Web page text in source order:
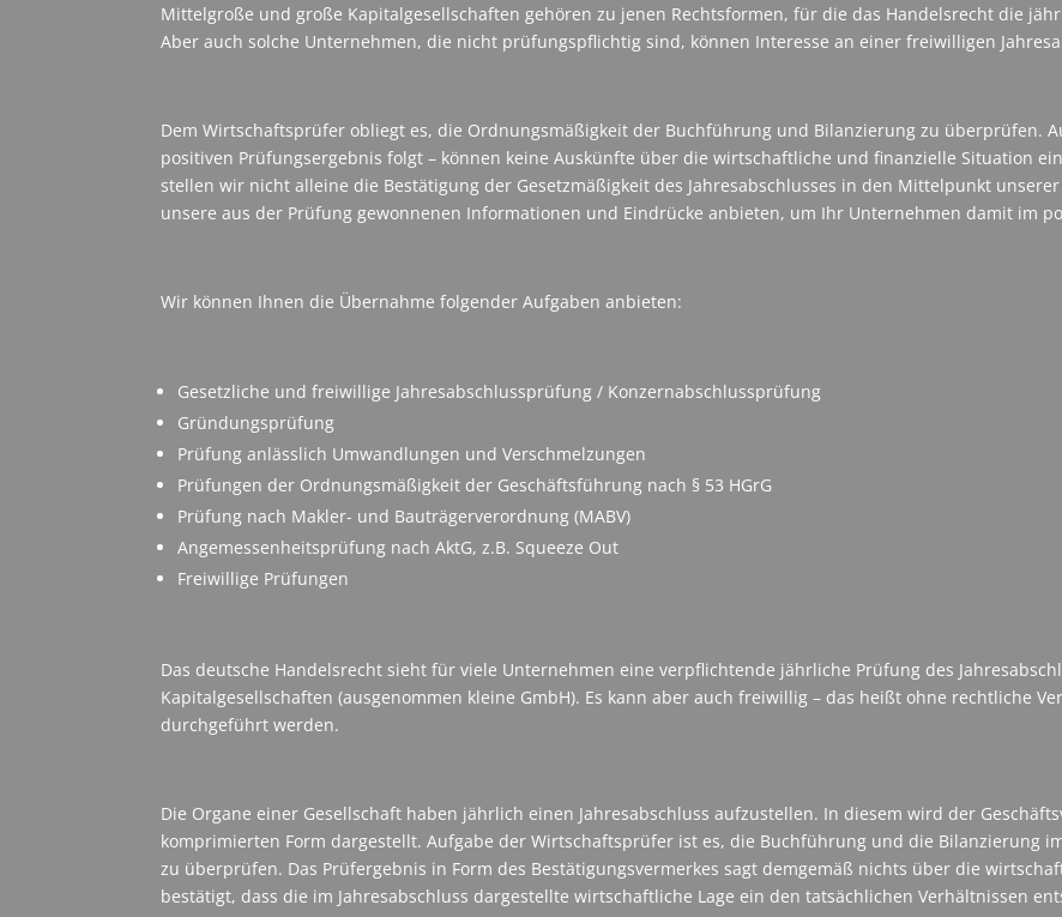
Mittelgroße und große Kapitalgesellschaften gehören zu jenen Rechtsformen, für die das Handelsrecht die
Aber auch solche Unternehmen, die nicht prüfungspflichtig sind, können Interesse an einer freiwilligen
Dem Wirtschaftsprüfer obliegt es, die Ordnungsmäßigkeit der Buchführung und Bilanzierung zu überprüfen.
positiven Prüfungsergebnis folgt – können keine Auskünfte über die wirtschaftliche und finanzielle Situation
stellen wir nicht alleine die Bestätigung der Gesetzmäßigkeit des Jahresabschlusses in den Mittelpunkt
unsere aus der Prüfung gewonnenen Informationen und Eindrücke anbieten, um Ihr Unternehmen damit im
Wir können Ihnen die Übernahme folgender Aufgaben anbieten:
Gesetzliche und freiwillige Jahresabschlussprüfung / Konzernabschlussprüfung
Gründungsprüfung
Prüfung anlässlich Umwandlungen und Verschmelzungen
Prüfungen der Ordnungsmäßigkeit der Geschäftsführung nach § 53 HGrG
Prüfung nach Makler- und Bauträgerverordnung (MABV)
Angemessenheitsprüfung nach AktG, z.B. Squeeze Out
Freiwillige Prüfungen
Das deutsche Handelsrecht sieht für viele Unternehmen eine verpflichtende jährliche Prüfung des
Kapitalgesellschaften (ausgenommen kleine GmbH). Es kann aber auch freiwillig – das heißt ohne rechtliche
durchgeführt werden.
Die Organe einer Gesellschaft haben jährlich einen Jahresabschluss aufzustellen. In diesem wird der
komprimierten Form dargestellt. Aufgabe der Wirtschaftsprüfer ist es, die Buchführung und die Bilanzierung
zu überprüfen. Das Prüfergebnis in Form des Bestätigungsvermerkes sagt demgemäß nichts über die
bestätigt, dass die im Jahresabschluss dargestellte wirtschaftliche Lage ein den tatsächlichen Verhältnissen